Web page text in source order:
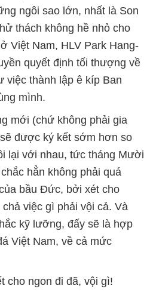
ngôi sao lớn, nhất là Son
thách không hề nhỏ cho
Việt Nam, HLV Park Hang-
quyết định tối thượng về
việc thành lập ê kíp Ban
mình.
mới (chứ không phải gia
được ký kết sớm hơn so
lại với nhau, tức tháng Mười
hẳn không phải quá
bầu Đức, bởi xét cho
việc gì phải vội cả. Và
kỹ lưỡng, đấy sẽ là hợp
Việt Nam, về cả mức
cho ngon đi đã, vội gì!